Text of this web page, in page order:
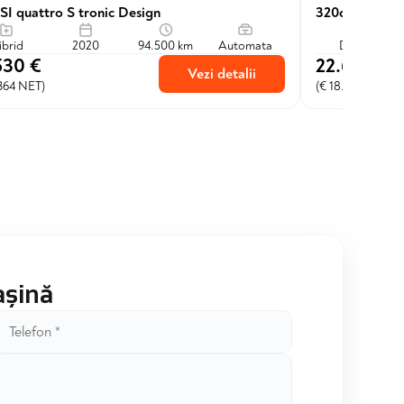
quattro S tronic Design
2020 94.500 km Automata
€
NET)
Vezi detalii
320d xDrive
Diesel
22.600 €
(€ 18.678 NET)